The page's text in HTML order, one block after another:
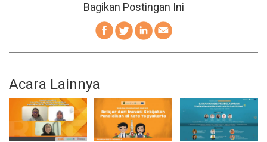
Bagikan Postingan Ini
Acara Lainnya